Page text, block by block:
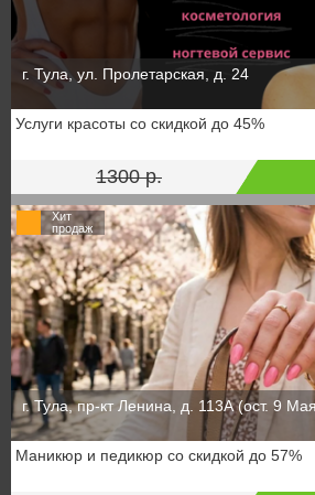
г. Тула, ул. Пролетарская, д. 24
Услуги красоты со скидкой до 45%
1300 р.
Хит
продаж
г. Тула, пр-кт Ленина, д. 113А (ост. 9
Маникюр и педикюр со скидкой до 57%